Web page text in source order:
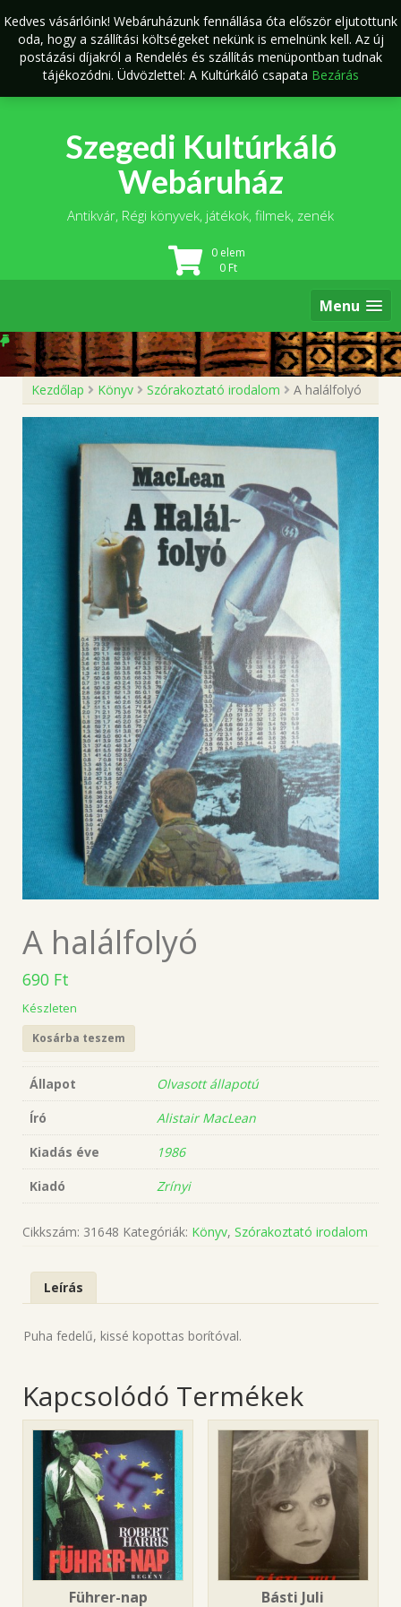
to
content
Szegedi Kultúrkáló
Webáruház
Antikvár, Régi könyvek, játékok, filmek, zenék
0 elem
0 Ft
Menu
Kezdőlap Könyv Szórakoztató irodalom A halálfolyó
A halálfolyó
690 Ft
Készleten
Kosárba teszem
Állapot
Olvasott állapotú
Író
Alistair MacLean
Kiadás éve
1986
Kiadó
Zrínyi
Cikkszám: 31648 Kategóriák: Könyv, Szórakoztató irodalom
Leírás
Puha fedelű, kissé kopottas borítóval.
Kapcsolódó Termékek
Führer-nap Básti Juli
Kedves vásárlóink! Webáruházunk fennállása óta először eljutottunk
oda, hogy a szállítási költségeket nekünk is emelnünk kell. Az új
postázási díjakról a Rendelés és szállítás menüpontban tudnak
tájékozódni. Üdvözlettel: A Kultúrkáló csapata Bezárás